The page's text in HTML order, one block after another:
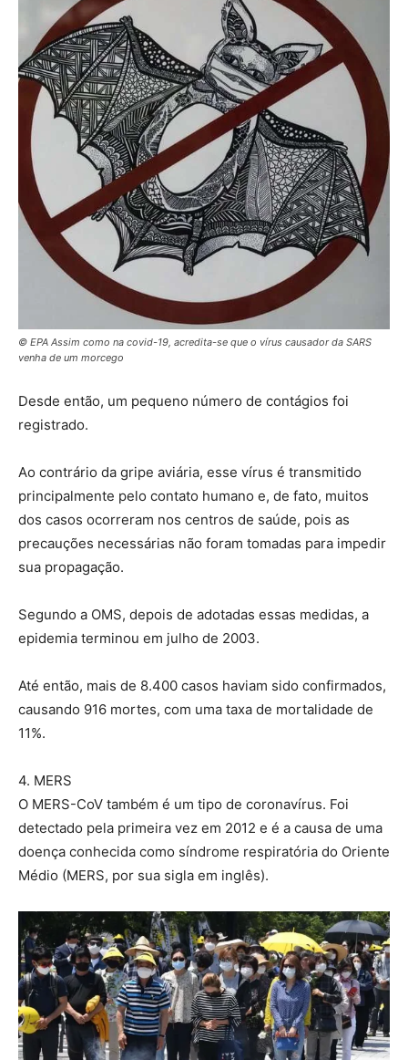
© EPA Assim como na covid-19, acredita-se que o vírus causador da SARS
venha de um morcego
Desde então, um pequeno número de contágios foi
registrado.
Ao contrário da gripe aviária, esse vírus é transmitido
principalmente pelo contato humano e, de fato, muitos
dos casos ocorreram nos centros de saúde, pois as
precauções necessárias não foram tomadas para impedir
sua propagação.
Segundo a OMS, depois de adotadas essas medidas, a
epidemia terminou em julho de 2003.
Até então, mais de 8.400 casos haviam sido confirmados,
causando 916 mortes, com uma taxa de mortalidade de
11%.
4. MERS
O MERS-CoV também é um tipo de coronavírus. Foi
detectado pela primeira vez em 2012 e é a causa de uma
doença conhecida como síndrome respiratória do Oriente
Médio (MERS, por sua sigla em inglês).